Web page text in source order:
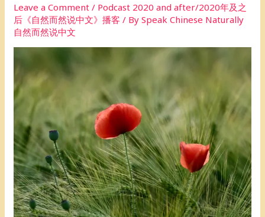
Leave a Comment / Podcast 2020 and after/2020年及之
后《自然而然说中文》播客 / BySpeak Chinese Naturally
自然而然说中文